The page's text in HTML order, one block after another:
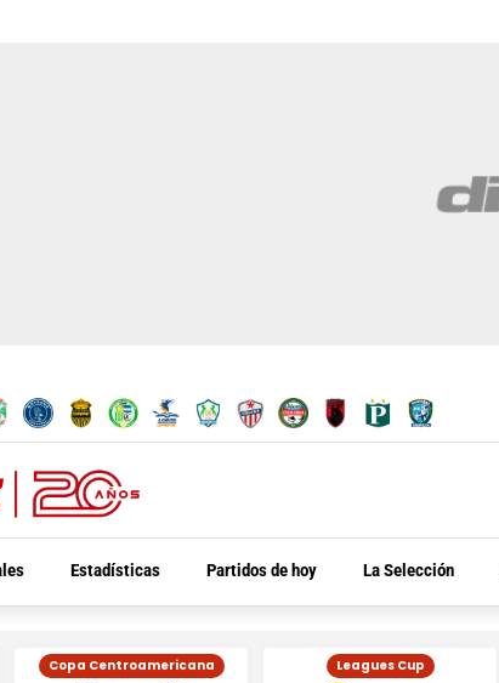
Estadísticas Partidos de hoy La Selección
Copa Centroamericana Leagues Cup